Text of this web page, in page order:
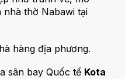
thờ Nabawi tại
hàng địa phương.
sân bay Quốc tế Kota